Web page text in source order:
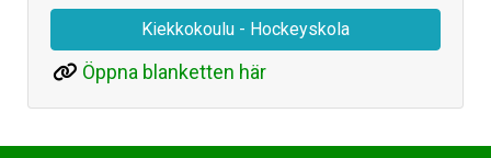
Kiekkokoulu - Hockeyskola
Öppna blanketten här